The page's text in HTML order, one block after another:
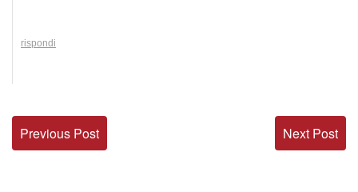
rispondi
Next Post
Previous Post